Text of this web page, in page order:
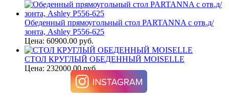
Обеденный прямоугольный стол PARTANNA с отв.д/
зонта, Ashley P556-625
Цена: 60900.00 руб.
СТОЛ КРУГЛЫЙ ОБЕДЕННЫЙ MOISELLE
Цена: 232000.00 руб.